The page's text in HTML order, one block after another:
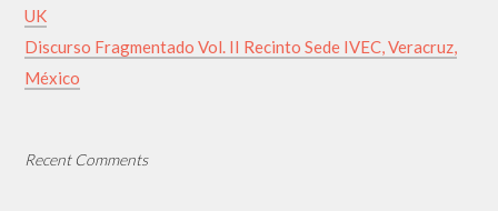
UK
Discurso Fragmentado Vol. II Recinto Sede IVEC, Veracruz,
México
Recent Comments